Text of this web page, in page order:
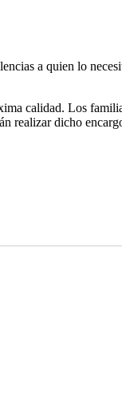
a quien lo
calidad. Los
realizar dicho